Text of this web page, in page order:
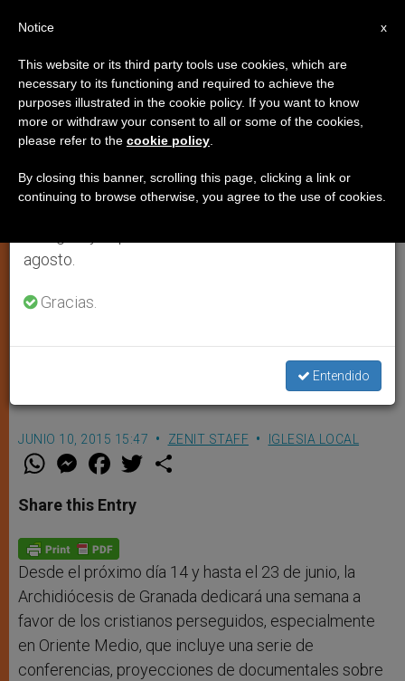
La Iglesia en Granada organiza
una semana por los cristianos
perseguidos
Del 14 al 23 de junio, habrá
documentales, así como una plegaria
comunidades cristianas en Oriente
JUNIO 10, 2015 15:47 ZENIT STAFF IGLESIA LOCAL
W
t
s
p
p
M
e
s
e
g
e
r
F
a
e
b
o
k
w
Share this Entry
Desde el próximo día 14 y hasta el 23 de junio, la
Archidiócesis de Granada dedicará una semana a
favor de los cristianos perseguidos, especialmente
en Oriente Medio, que incluye una serie de
conferencias, proyecciones de documentales sobre
×
Aviso importante
Del 27 de julio al 7 de agosto haremos la pausa
anual, aprovechando que en el periodo de verano
se generan menos informaciones y también el
agosto.
Gracias.
Entendido
x
Notice
This website or its third party tools use cookies, which are
necessary to its functioning and required to achieve the
purposes illustrated in the cookie policy. If you want to know
more or withdraw your consent to all or some of the cookies,
please refer to the cookie policy
By closing this banner, scrolling this page, clicking a link or
continuing to browse otherwise, you agree to the use of cookies.